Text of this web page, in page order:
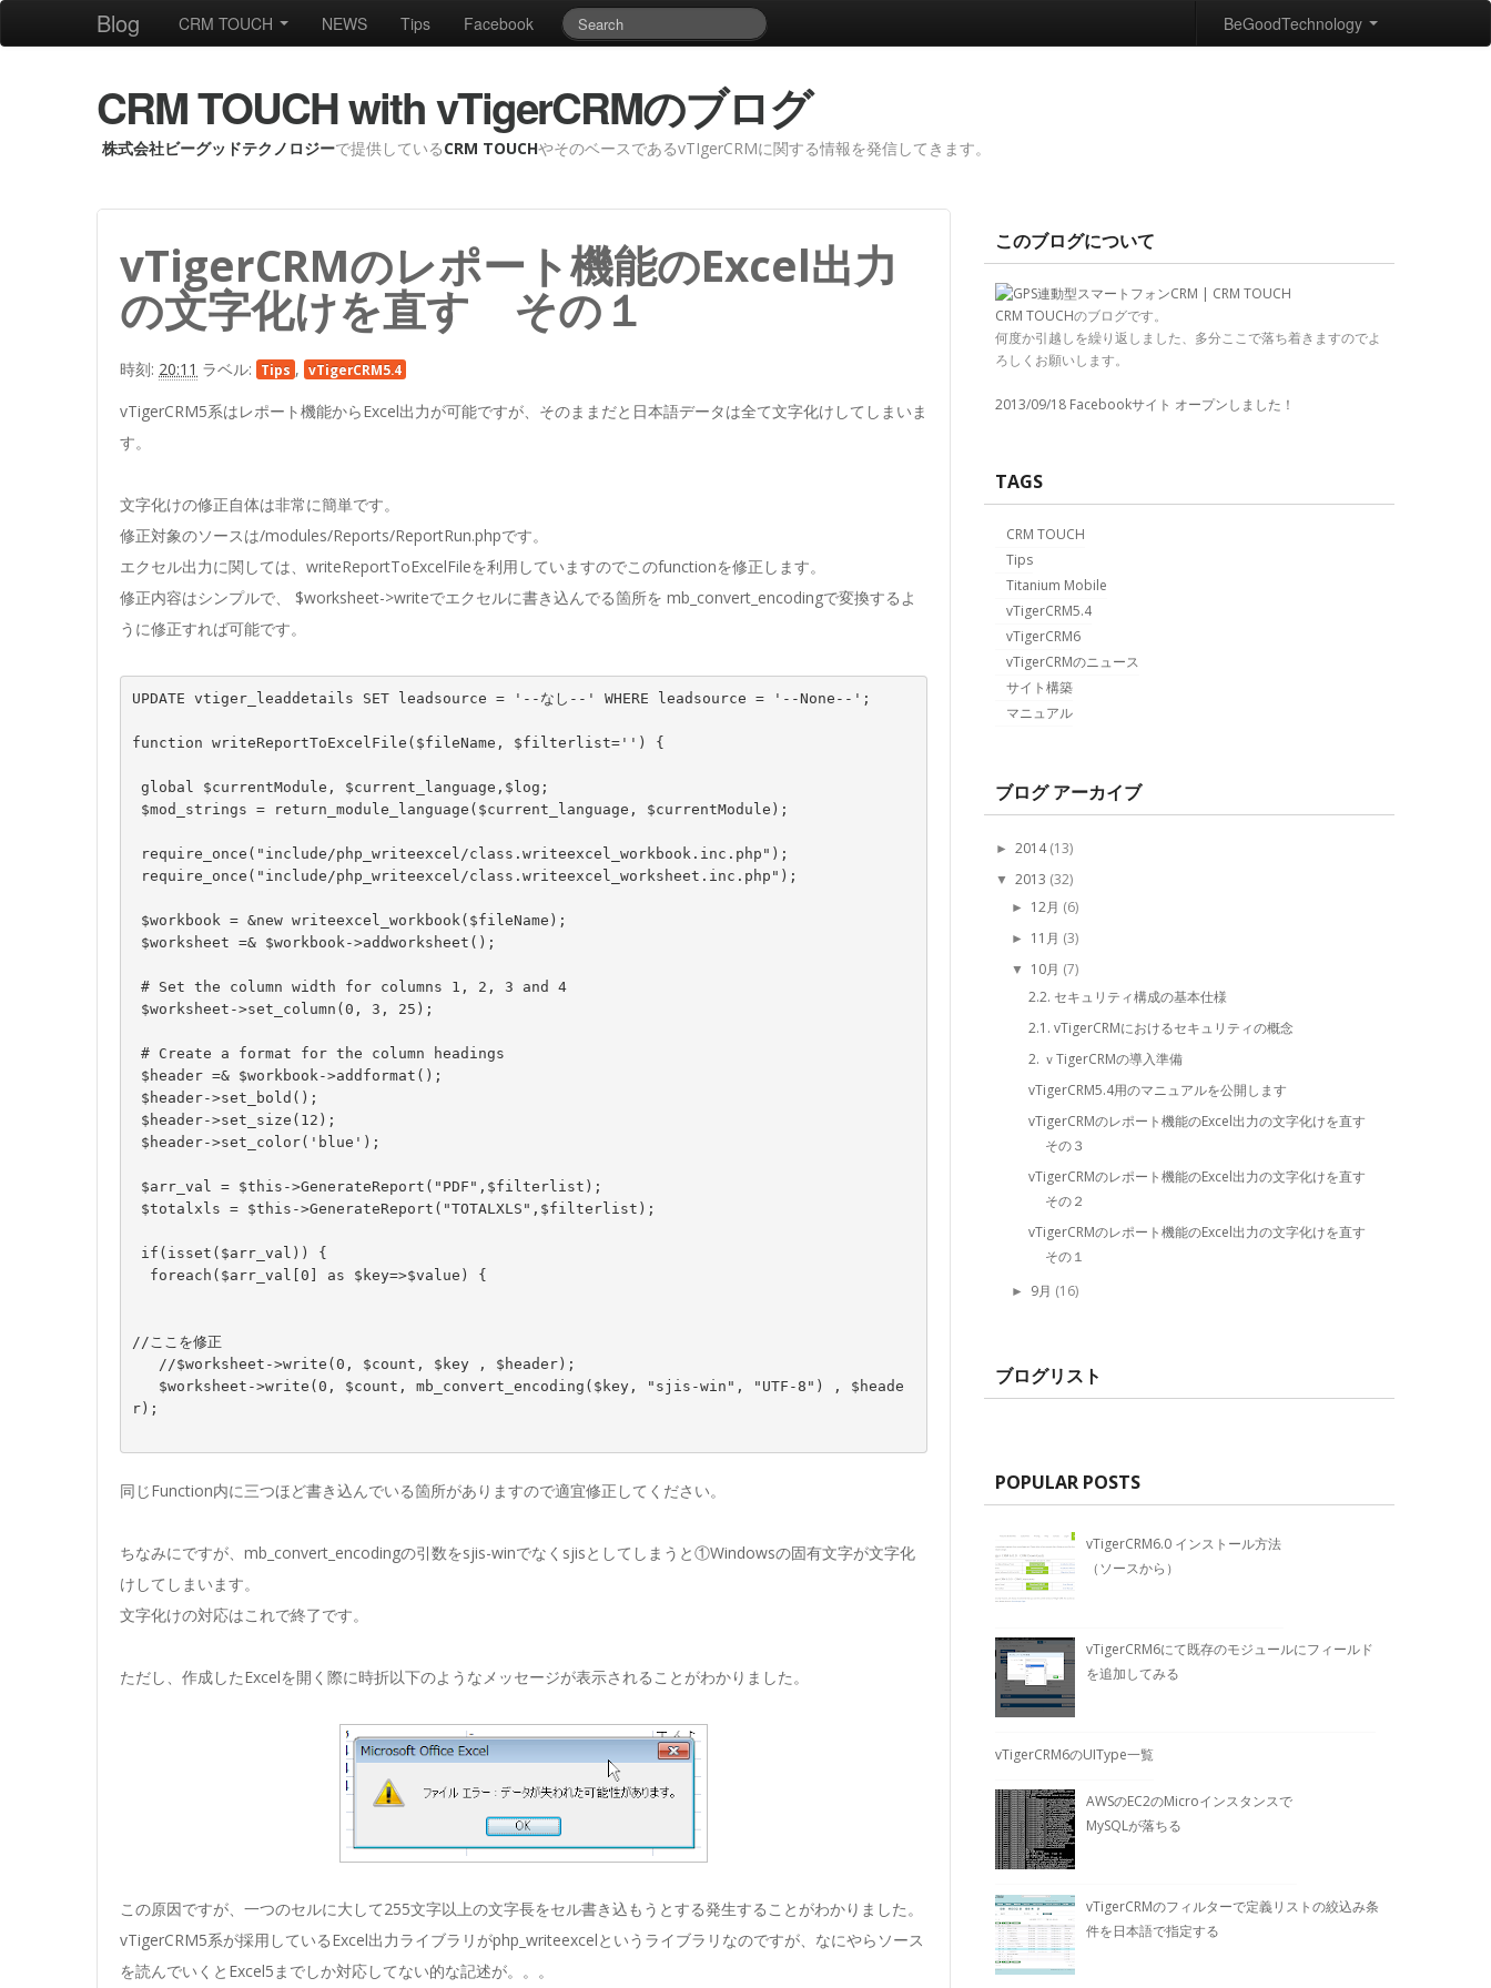
Blog CRM TOUCH NEWS Tips Facebook BeGoodTechnology
CRM TOUCH with vTigerCRMのブログ
株式会社ビーグッドテクノロジーで提供しているCRM TOUCHやそのベースであるvTIgerCRMに関する情報を発信してきます。
vTigerCRMのレポート機能のExcel出力
の文字化けを直す その１
時刻: 20:11 ラベル: Tips , vTigerCRM5.4
vTigerCRM5系はレポート機能からExcel出力が可能ですが、そのままだと日本語データは全て文字化けしてしまいま
す。
文字化けの修正自体は非常に簡単です。
修正対象のソースは/modules/Reports/ReportRun.phpです。
エクセル出力に関しては、writeReportToExcelFileを利用していますのでこのfunctionを修正します。
修正内容はシンプルで、 $worksheet->writeでエクセルに書き込んでる箇所を mb_convert_encodingで変換するよ
うに修正すれば可能です。
UPDATE vtiger_leaddetails SET leadsource = '--なし--' WHERE leadsource = '--None--';
function writeReportToExcelFile($fileName, $filterlist='') {
//ここを修正
r);
同じFunction内に三つほど書き込んでいる箇所がありますので適宜修正してください。
ちなみにですが、mb_convert_encodingの引数をsjis-winでなくsjisとしてしまうと①Windowsの固有文字が文字化
けしてしまいます。
文字化けの対応はこれで終了です。
ただし、作成したExcelを開く際に時折以下のようなメッセージが表示されることがわかりました。
この原因ですが、一つのセルに大して255文字以上の文字長をセル書き込もうとする発生することがわかりました。
vTigerCRM5系が採用しているExcel出力ライブラリがphp_writeexcelというライブラリなのですが、なにやらソース
を読んでいくとExcel5までしか対応してない的な記述が。。。
このブログについて
CRM TOUCHのブログです。
何度か引越しを繰り返しました、多分ここで落ち着きますのでよ
ろしくお願いします。
2013/09/18 Facebookサイト オープンしました！
TAGS
CRM TOUCH
Tips
Titanium Mobile
vTigerCRM5.4
vTigerCRM6
vTigerCRMのニュース
サイト構築
マニュアル
ブログ アーカイブ
► 2014(13)
▼ 2013 (32)
► 12月 (6)
► 11月 (3)
▼ 10月 (7)
2.2. セキュリティ構成の基本仕様
2.1. vTigerCRMにおけるセキュリティの概念
2. ｖTigerCRMの導入準備
vTigerCRM5.4用のマニュアルを公開します
vTigerCRMのレポート機能のExcel出力の文字化けを直す
その３
vTigerCRMのレポート機能のExcel出力の文字化けを直す
その２
vTigerCRMのレポート機能のExcel出力の文字化けを直す
その１
► 9月 (16)
ブログリスト
POPULAR POSTS
vTigerCRM6.0 インストール方法
（ソースから）
vTigerCRM6にて既存のモジュールにフィールド
を追加してみる
vTigerCRM6のUIType一覧
AWSのEC2のMicroインスタンスで
MySQLが落ちる
vTigerCRMのフィルターで定義リストの絞込み条
件を日本語で指定する